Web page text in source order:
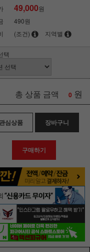
49,000원
490원
(조건) 지역별
택
총 상품 금액 0 원
관심상품 장바구니
구매하기